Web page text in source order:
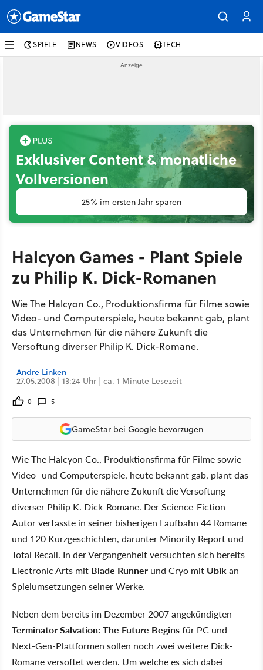
SPIELE NEWS VIDEOS TECH
Exklusiver Content & monatliche
Vollversionen
25% im ersten Jahr sparen
Halcyon Games - Plant Spiele
zu Philip K. Dick-Romanen
Wie The Halcyon Co., Produktionsfirma für Filme sowie
Video- und Computerspiele, heute bekannt gab, plant
das Unternehmen für die nähere Zukunft die
Versoftung diverser Philip K. Dick-Romane.
Andre Linken
27.05.2008 | 13:24 Uhr | ca. 1 Minute Lesezeit
0 5
GameStar bei Google bevorzugen
Wie The Halcyon Co., Produktionsfirma für Filme sowie
Video- und Computerspiele, heute bekannt gab, plant das
Unternehmen für die nähere Zukunft die Versoftung
diverser Philip K. Dick-Romane. Der Science-Fiction-
Autor verfasste in seiner bisherigen Laufbahn 44 Romane
und 120 Kurzgeschichten, darunter Minority Report und
Total Recall. In der Vergangenheit versuchten sich bereits
Electronic Arts mit Blade Runner und Cryo mit Ubikan
Spielumsetzungen seiner Werke.
Neben dem bereits im Dezember 2007 angekündigten
Terminator Salvation: The Future Beginsfür PC und
Next-Gen-Plattformen sollen noch zwei weitere Dick-
Romane versoftet werden. Um welche es sich dabei